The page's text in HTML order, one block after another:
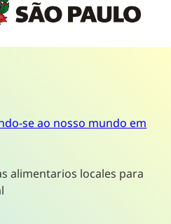
se ao nosso mundo em
alimentarios locales para